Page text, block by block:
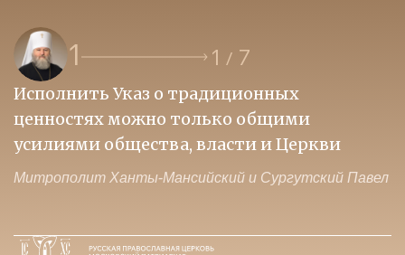
1 1 / 7
Исполнить Указ о традиционных
ценностях можно только общими
усилиями общества, власти и Церкви
Митрополит Ханты-Мансийский и Сургутский Павел